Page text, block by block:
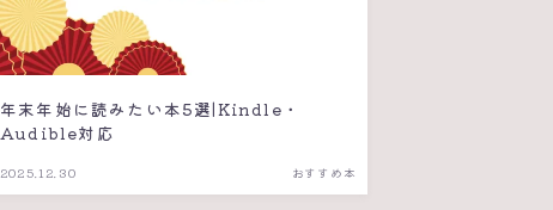
年末年始に読みたい本5選|Kindle・
Audible対応
2025.12.30 おすすめ本